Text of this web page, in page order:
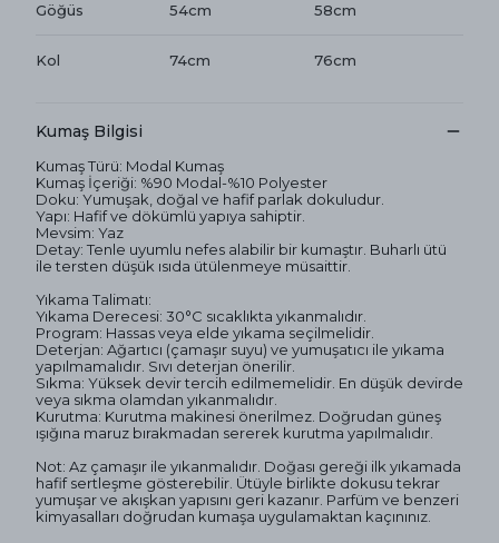
Göğüs 54cm 58cm
Kol 74cm 76cm
Kumaş Bilgisi
Kumaş Türü: Modal Kumaş
Kumaş İçeriği: %90 Modal-%10 Polyester
Doku: Yumuşak, doğal ve hafif parlak dokuludur.
Yapı: Hafif ve dökümlü yapıya sahiptir.
Mevsim: Yaz
Detay: Tenle uyumlu nefes alabilir bir kumaştır. Buharlı ütü
ile tersten düşük ısıda ütülenmeye müsaittir.
Yıkama Talimatı:
Yıkama Derecesi: 30°C sıcaklıkta yıkanmalıdır.
Program: Hassas veya elde yıkama seçilmelidir.
Deterjan: Ağartıcı (çamaşır suyu) ve yumuşatıcı ile yıkama
yapılmamalıdır. Sıvı deterjan önerilir.
Sıkma: Yüksek devir tercih edilmemelidir. En düşük devirde
veya sıkma olamdan yıkanmalıdır.
Kurutma: Kurutma makinesi önerilmez. Doğrudan güneş
ışığına maruz bırakmadan sererek kurutma yapılmalıdır.
Not: Az çamaşır ile yıkanmalıdır. Doğası gereği ilk yıkamada
hafif sertleşme gösterebilir. Ütüyle birlikte dokusu tekrar
yumuşar ve akışkan yapısını geri kazanır. Parfüm ve benzeri
kimyasalları doğrudan kumaşa uygulamaktan kaçınınız.